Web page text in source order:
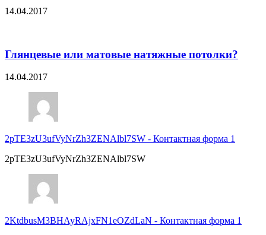
14.04.2017
Глянцевые или матовые натяжные потолки?
14.04.2017
2pTE3zU3ufVyNrZh3ZENAlbl7SW - Контактная форма 1
2pTE3zU3ufVyNrZh3ZENAlbl7SW
2KtdbusM3BHAyRAjxFN1eOZdLaN - Контактная форма 1